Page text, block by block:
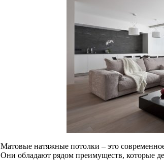
Матовые натяжные потолки – это
Они обладают рядом преимуществ, которые